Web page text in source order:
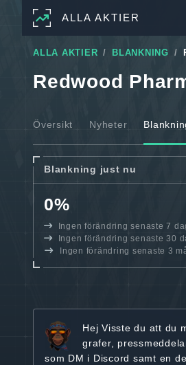
ALLA AKTIER
ALLA AKTIER BLANKNING
Redwood
Översikt Nyheter
Blankning just nu
0%
Ingen förändring senaste 7
Ingen förändring senaste 30
Ingen förändring senaste 3
Hej Visste du att du
grafer,
som DM i Discord samt en